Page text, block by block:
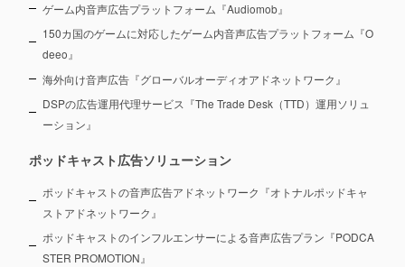
ゲーム内音声広告プラットフォーム『Audiomob』
150カ国のゲームに対応したゲーム内音声広告プラットフォーム『O
deeo』
海外向け音声広告『グローバルオーディオアドネットワーク』
DSPの広告運用代理サービス『The Trade Desk（TTD）運用ソリュ
ーション』
ポッドキャスト広告ソリューション
ポッドキャストの音声広告アドネットワーク『オトナルポッドキャ
ストアドネットワーク』
ポッドキャストのインフルエンサーによる音声広告プラン『PODCA
STER PROMOTION』